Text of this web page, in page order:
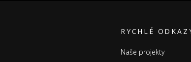
RYCHLÉ
Naše projekty